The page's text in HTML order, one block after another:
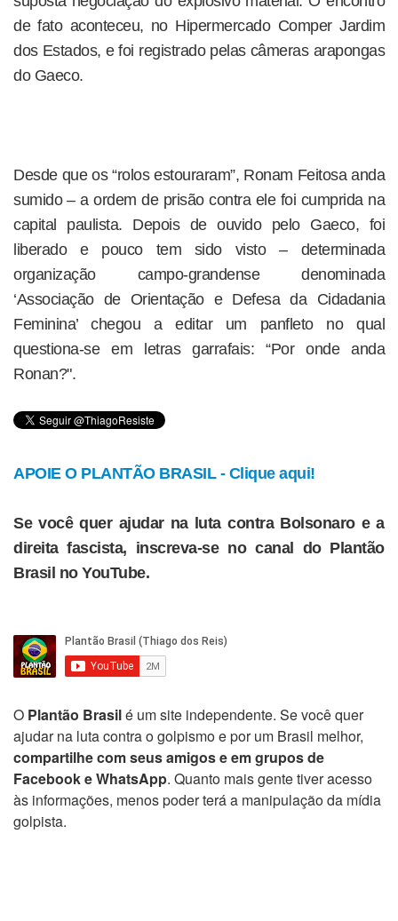
de fato aconteceu, no Hipermercado Comper Jardim
dos Estados, e foi registrado pelas câmeras arapongas
do Gaeco.
Desde que os “rolos estouraram”, Ronam Feitosa anda
sumido – a ordem de prisão contra ele foi cumprida na
capital paulista. Depois de ouvido pelo Gaeco, foi
liberado e pouco tem sido visto – determinada
organização campo-grandense denominada
‘Associação de Orientação e Defesa da Cidadania
Feminina’ chegou a editar um panfleto no qual
questiona-se em letras garrafais: “Por onde anda
Ronan?".
APOIE O PLANTÃO BRASIL - Clique aqui!
Se você quer ajudar na luta contra Bolsonaro e a
direita fascista, inscreva-se no canal do Plantão
Brasil no YouTube.
O Plantão Brasilé um site independente. Se você quer
ajudar na luta contra o golpismo e por um Brasil melhor,
compartilhe com seus amigos e em grupos de
Facebook e WhatsApp. Quanto mais gente tiver acesso
às informações, menos poder terá a manipulação da mídia
golpista.